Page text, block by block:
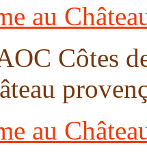
au
Côtes
au